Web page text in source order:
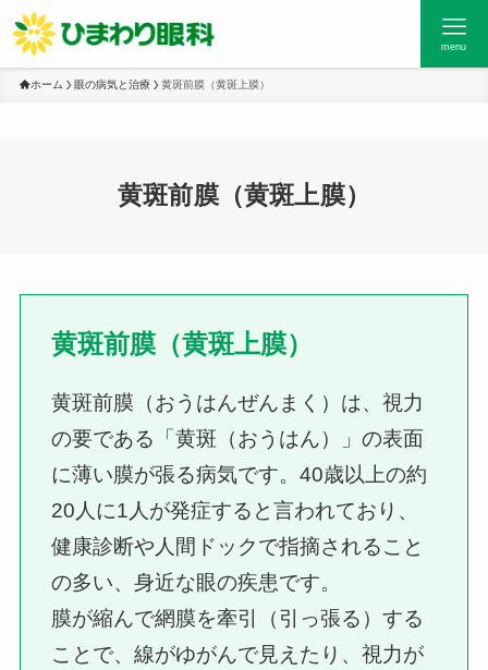
menu
ホーム 眼の病気と治療 黄斑前膜（黄斑上膜）
黄斑前膜（黄斑上膜）
黄斑前膜（黄斑上膜）
黄斑前膜（おうはんぜんまく）は、視力
の要である「黄斑（おうはん）」の表面
に薄い膜が張る病気です。40歳以上の約
20人に1人が発症すると言われており、
健康診断や人間ドックで指摘されること
の多い、身近な眼の疾患です。
膜が縮んで網膜を牽引（引っ張る）する
ことで、線がゆがんで見えたり、視力が